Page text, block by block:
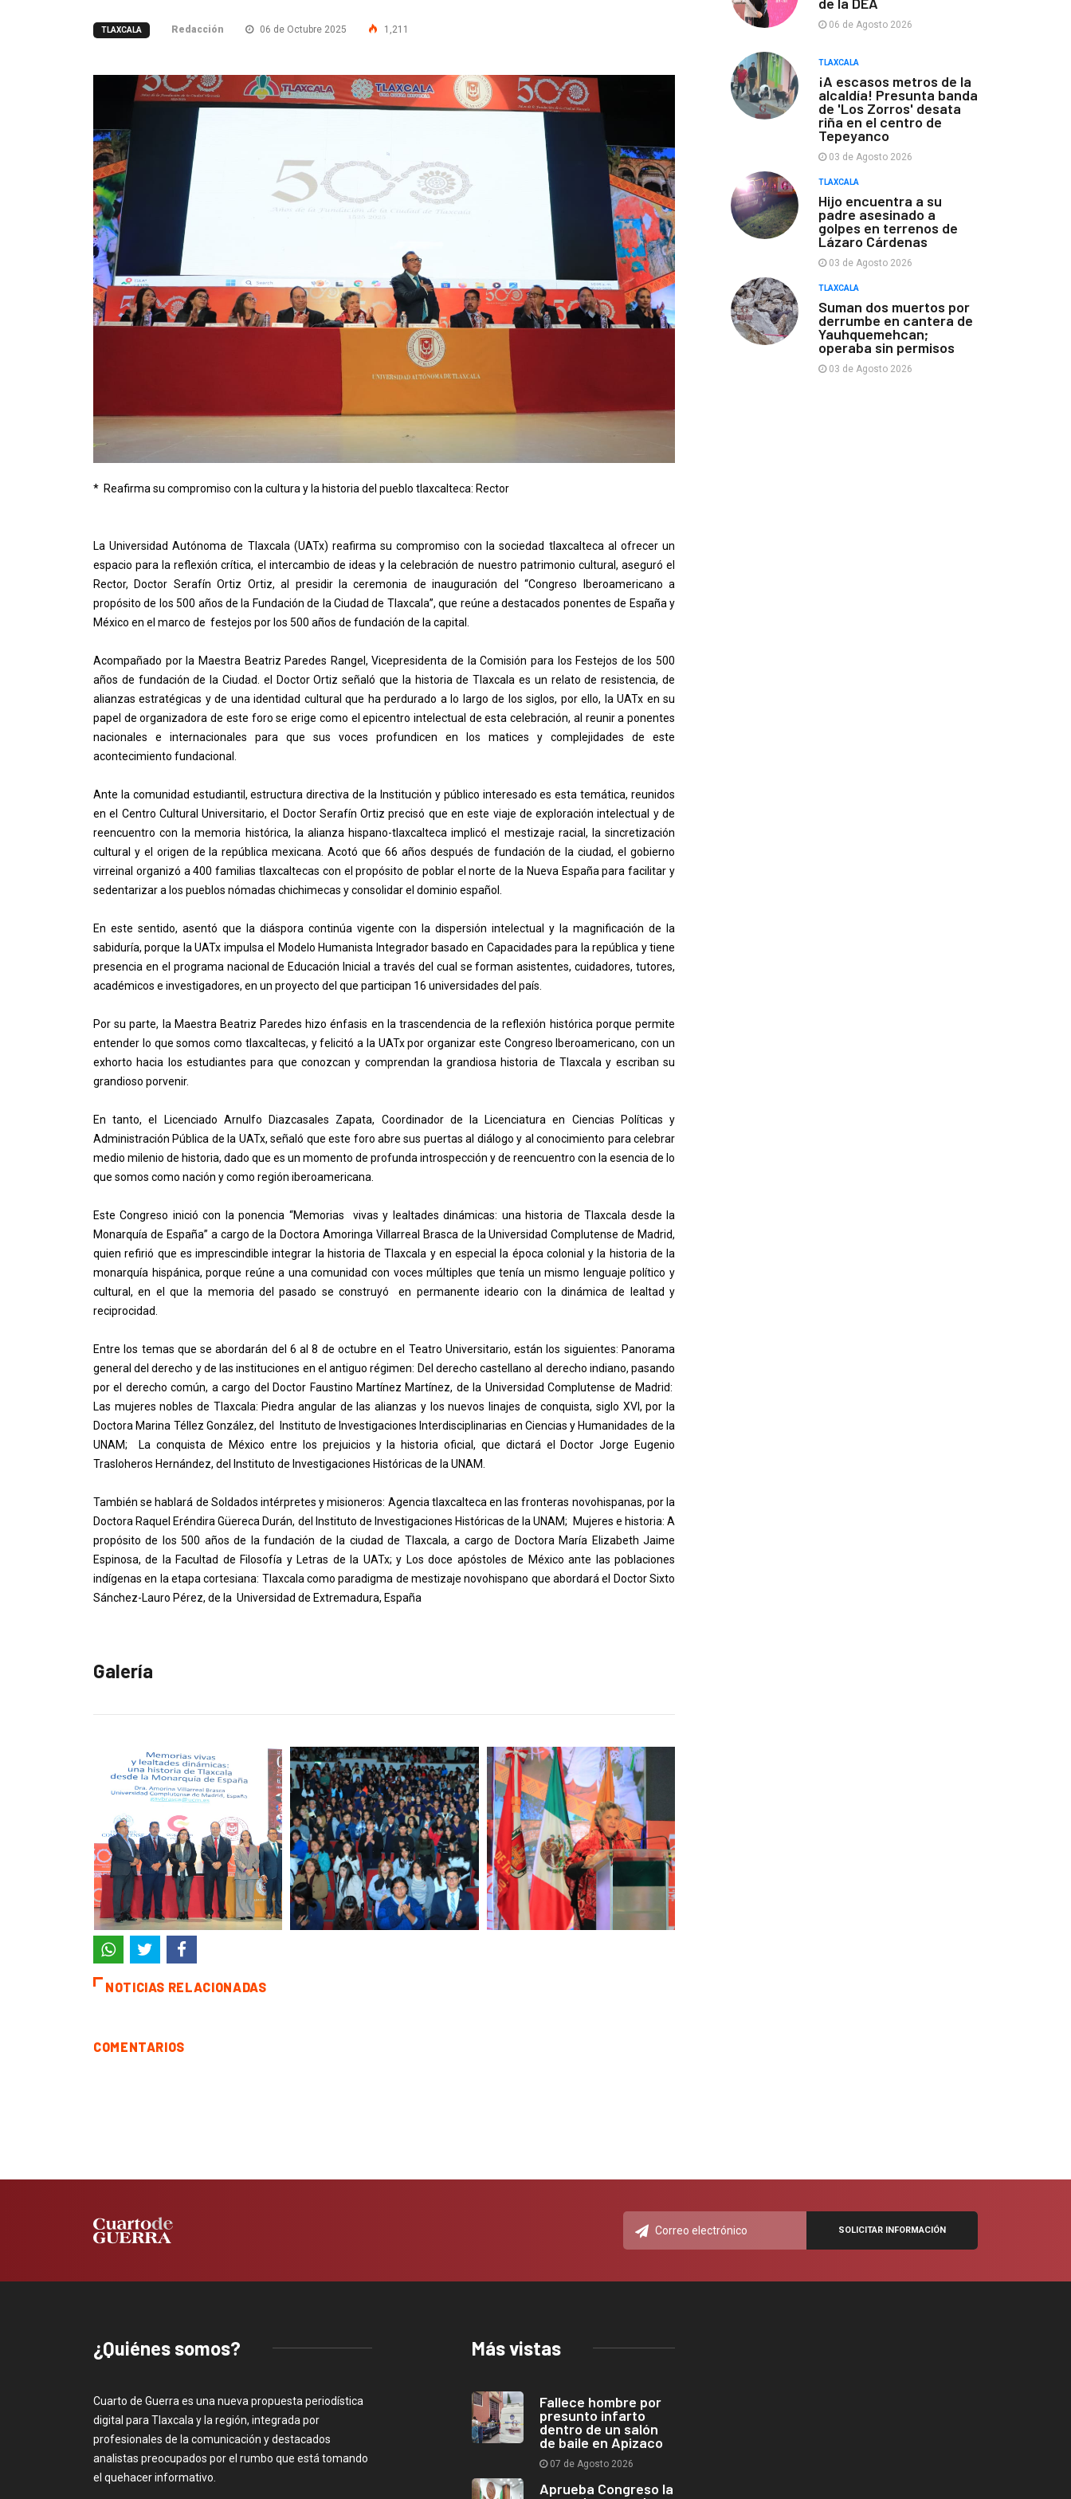
TLAXCALA Redacción 06 de Octubre 2025 1,211
* Reafirma su compromiso con la cultura y la historia del pueblo tlaxcalteca: Rector
La Universidad Autónoma de Tlaxcala (UATx) reafirma su compromiso con la sociedad tlaxcalteca al ofrecer un
espacio para la reflexión crítica, el intercambio de ideas y la celebración de nuestro patrimonio cultural, aseguró el
Rector, Doctor Serafín Ortiz Ortiz, al presidir la ceremonia de inauguración del “Congreso Iberoamericano a
propósito de los 500 años de la Fundación de la Ciudad de Tlaxcala”, que reúne a destacados ponentes de España y
México en el marco de festejos por los 500 años de fundación de la capital.
Acompañado por la Maestra Beatriz Paredes Rangel, Vicepresidenta de la Comisión para los Festejos de los 500
años de fundación de la Ciudad. el Doctor Ortiz señaló que la historia de Tlaxcala es un relato de resistencia, de
alianzas estratégicas y de una identidad cultural que ha perdurado a lo largo de los siglos, por ello, la UATx en su
papel de organizadora de este foro se erige como el epicentro intelectual de esta celebración, al reunir a ponentes
nacionales e internacionales para que sus voces profundicen en los matices y complejidades de este
acontecimiento fundacional.
Ante la comunidad estudiantil, estructura directiva de la Institución y público interesado es esta temática, reunidos
en el Centro Cultural Universitario, el Doctor Serafín Ortiz precisó que en este viaje de exploración intelectual y de
reencuentro con la memoria histórica, la alianza hispano-tlaxcalteca implicó el mestizaje racial, la sincretización
cultural y el origen de la república mexicana. Acotó que 66 años después de fundación de la ciudad, el gobierno
virreinal organizó a 400 familias tlaxcaltecas con el propósito de poblar el norte de la Nueva España para facilitar y
sedentarizar a los pueblos nómadas chichimecas y consolidar el dominio español.
En este sentido, asentó que la diáspora continúa vigente con la dispersión intelectual y la magnificación de la
sabiduría, porque la UATx impulsa el Modelo Humanista Integrador basado en Capacidades para la república y tiene
presencia en el programa nacional de Educación Inicial a través del cual se forman asistentes, cuidadores, tutores,
académicos e investigadores, en un proyecto del que participan 16 universidades del país.
Por su parte, la Maestra Beatriz Paredes hizo énfasis en la trascendencia de la reflexión histórica porque permite
entender lo que somos como tlaxcaltecas, y felicitó a la UATx por organizar este Congreso Iberoamericano, con un
exhorto hacia los estudiantes para que conozcan y comprendan la grandiosa historia de Tlaxcala y escriban su
grandioso porvenir.
En tanto, el Licenciado Arnulfo Diazcasales Zapata, Coordinador de la Licenciatura en Ciencias Políticas y
Administración Pública de la UATx, señaló que este foro abre sus puertas al diálogo y al conocimiento para celebrar
medio milenio de historia, dado que es un momento de profunda introspección y de reencuentro con la esencia de lo
que somos como nación y como región iberoamericana.
Este Congreso inició con la ponencia “Memorias vivas y lealtades dinámicas: una historia de Tlaxcala desde la
Monarquía de España” a cargo de la Doctora Amoringa Villarreal Brasca de la Universidad Complutense de Madrid,
quien refirió que es imprescindible integrar la historia de Tlaxcala y en especial la época colonial y la historia de la
monarquía hispánica, porque reúne a una comunidad con voces múltiples que tenía un mismo lenguaje político y
cultural, en el que la memoria del pasado se construyó en permanente ideario con la dinámica de lealtad y
reciprocidad.
Entre los temas que se abordarán del 6 al 8 de octubre en el Teatro Universitario, están los siguientes: Panorama
general del derecho y de las instituciones en el antiguo régimen: Del derecho castellano al derecho indiano, pasando
por el derecho común, a cargo del Doctor Faustino Martínez Martínez, de la Universidad Complutense de Madrid:
Las mujeres nobles de Tlaxcala: Piedra angular de las alianzas y los nuevos linajes de conquista, siglo XVI, por la
Doctora Marina Téllez González, del Instituto de Investigaciones Interdisciplinarias en Ciencias y Humanidades de la
UNAM; La conquista de México entre los prejuicios y la historia oficial, que dictará el Doctor Jorge Eugenio
Trasloheros Hernández, del Instituto de Investigaciones Históricas de la UNAM.
También se hablará de Soldados intérpretes y misioneros: Agencia tlaxcalteca en las fronteras novohispanas, por la
Doctora Raquel Eréndira Güereca Durán, del Instituto de Investigaciones Históricas de la UNAM; Mujeres e historia: A
propósito de los 500 años de la fundación de la ciudad de Tlaxcala, a cargo de Doctora María Elizabeth Jaime
Espinosa, de la Facultad de Filosofía y Letras de la UATx; y Los doce apóstoles de México ante las poblaciones
indígenas en la etapa cortesiana: Tlaxcala como paradigma de mestizaje novohispano que abordará el Doctor Sixto
Sánchez-Lauro Pérez, de la Universidad de Extremadura, España
Galería
NOTICIAS RELACIONADAS
COMENTARIOS
06 de Agosto 2026
TLAXCALA
¡A escasos metros de la
alcaldía! Presunta banda
de 'Los Zorros' desata
riña en el centro de
Tepeyanco
03 de Agosto 2026
TLAXCALA
Hijo encuentra a su
padre asesinado a
golpes en terrenos de
Lázaro Cárdenas
03 de Agosto 2026
TLAXCALA
Suman dos muertos por
derrumbe en cantera de
Yauhquemehcan;
operaba sin permisos
03 de Agosto 2026
¿Quiénes somos?
Cuarto de Guerra es una nueva propuesta periodística
digital para Tlaxcala y la región, integrada por
profesionales de la comunicación y destacados
analistas preocupados por el rumbo que está tomando
el quehacer informativo.
Más vistas
Fallece hombre por
presunto infarto
dentro de un salón
de baile en Apizaco
07 de Agosto 2026
Aprueba Congreso la